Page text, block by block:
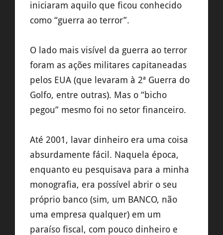
iniciaram aquilo que ficou conhecido
como “guerra ao terror”.
O lado mais visível da guerra ao terror
foram as ações militares capitaneadas
pelos EUA (que levaram à 2ª Guerra do
Golfo, entre outras). Mas o “bicho
pegou” mesmo foi no setor financeiro.
Até 2001, lavar dinheiro era uma coisa
absurdamente fácil. Naquela época,
enquanto eu pesquisava para a minha
monografia, era possível abrir o seu
próprio banco (sim, um BANCO, não
uma empresa qualquer) em um
paraíso fiscal, com pouco dinheiro e